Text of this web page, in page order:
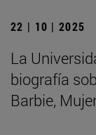
22 | 10 | 2025
La
biografía
Barbie,